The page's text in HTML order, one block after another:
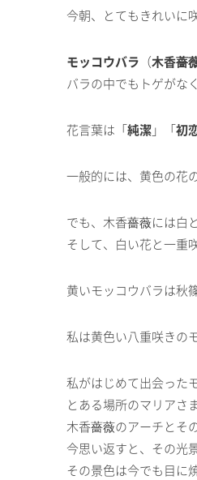
今朝、とてもきれいに
モッコウバラ （木香薔
バラの中でもトゲがな
花言葉は「純潔」「初
一般的には、黄色の花
でも、木香薔薇には白
そして、白い花と一重
黄いモッコウバラは秋
私は黄色い八重咲きの
私がはじめて出会った
とある場所のマリアさ
木香薔薇のアーチとそ
今思い返すと、その光
その景色は今でも目に